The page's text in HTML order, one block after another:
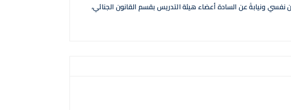
ونيابةً عن السادة أعضاء هيئة التدريس بقسم القانون الجنائي،